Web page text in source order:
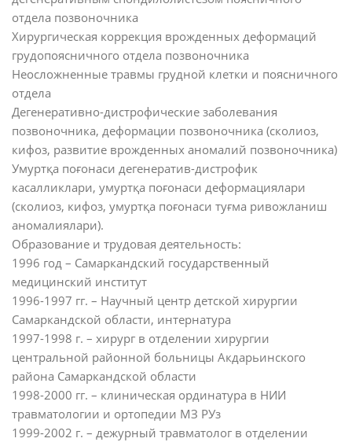
отдела позвоночника
Хирургическая коррекция врожденных деформаций
грудопоясничного отдела позвоночника
Неосложненные травмы грудной клетки и поясничного
отдела
Дегенеративно-дистрофические заболевания
позвоночника, деформации позвоночника (сколиоз,
кифоз, развитие врожденных аномалий позвоночника)
Умуртқа поғонаси дегенератив-дистрофик
касалликлари, умуртқа поғонаси деформациялари
(сколиоз, кифоз, умуртқа поғонаси туғма ривожланиш
аномалиялари).
Образование и трудовая деятельность:
1996 год – Самаркандский государственный
медицинский институт
1996-1997 гг. – Научный центр детской хирургии
Самаркандской области, интернатура
1997-1998 г. – хирург в отделении хирургии
центральной районной больницы Акдарьинского
района Самаркандской области
1998-2000 гг. – клиническая ординатура в НИИ
травматологии и ортопедии МЗ РУз
1999-2002 г. – дежурный травматолог в отделении